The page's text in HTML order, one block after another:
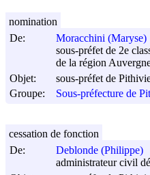
De:
Moracchini (Maryse)
sous-préfet de 2e
de la région
Objet:
sous-préfet de
Groupe:
Sous-préfecture de
nomination
De:
Deblonde (Philippe)
administrateur civil
cessation de fonction